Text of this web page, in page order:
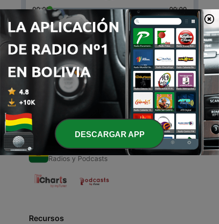
00:00 00:00
Episodios
- El embarazo precoz
19 dic. 2019
Radios de Bolivia
Radios y Podcasts
Recursos
DESCARGAR APP